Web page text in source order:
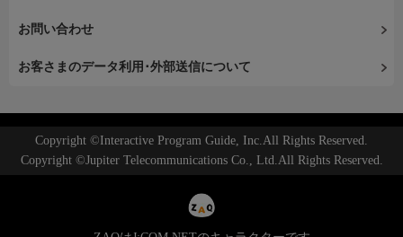
お問い合わせ
お客さまのデータ利用･外部送信について
Copyright ©Interactive Program Guide, Inc.All Rights Reserved.
Copyright ©Jupiter Telecommunications Co., Ltd.All Rights Reserved.